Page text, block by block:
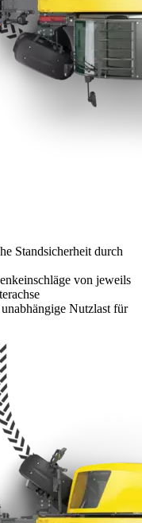
Standsicherheit durch
von jeweils
Nutzlast für